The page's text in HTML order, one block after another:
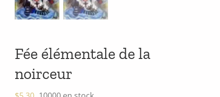
Fée élémentale de la
noirceur